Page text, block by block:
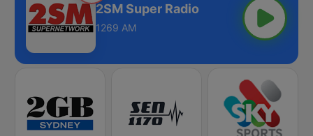
2SM Super Radio
1269 AM